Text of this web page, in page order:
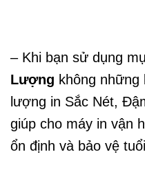
– Khi bạn sử dụng
Lượng không
lượng in Sắc Nét,
giúp cho máy in vận
ổn định và bảo vệ